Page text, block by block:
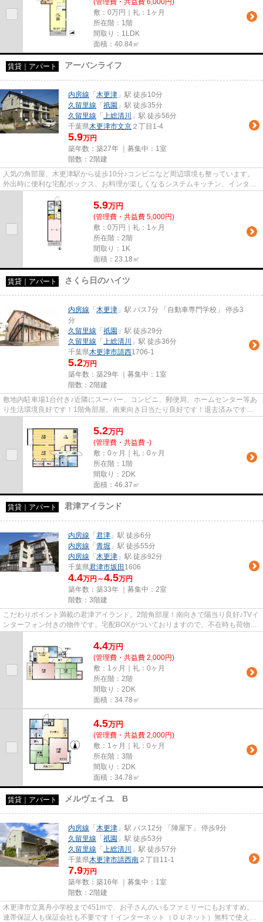
(管理費・共益費 6,000円)
敷：0万円｜礼：1ヶ月
所在階：1階
間取り：1LDK
面積：40.84㎡
賃貸｜アパート アーバンライフ
内房線 「 木更津 」駅 徒歩10分
久留里線 「 祇園 」駅 徒歩35分
久留里線 「 上総清川
」駅 徒歩56分
千葉県木更津市文京 ２丁目1-4
5.9万円
築年数：築27年 ｜募集中： 1室
階数：2階建
人気の角部屋、木更津駅から徒歩10分♪コンビニなど周辺環境も整っています。
外出時に便利な宅配ボックス、お料理が楽しくなるシステムキッチン、インター
5.9万円
(管理費・共益費 5,000円)
敷：0万円｜礼：1ヶ月
所在階：2階
間取り：1K
面積：23.18㎡
賃貸｜アパート さくら日のハイツ
内房線 「 木更津 」駅 バス7分 「自動車専門学校」 停歩3
分
久留里線 「 祇園 」駅 徒歩29分
久留里線 「 上総清川
」駅 徒歩36分
千葉県木更津市請西1706-1
5.2万円
築年数：築29年 ｜募集中： 1室
階数：2階建
敷地内駐車場1台付き♪近隣にスーパー、コンビニ、郵便局、ホームセンター等あ
り生活環境良好です！1階角部屋。南東向き日当たり良好です！退去済みですの
5.2万円
(管理費・共益費 -)
敷：0ヶ月｜礼：0ヶ月
所在階：1階
間取り：2DK
面積：46.37㎡
賃貸｜アパート 君津アイランド
内房線 「 君津 」駅 徒歩6分
内房線 「 青堀 」駅 徒歩55分
内房線 「 木更津 」駅 徒歩92分
千葉県君津市坂田 1606
4.4万円～4.5万円
築年数：築33年 ｜募集中： 2室
階数：3階建
こだわりポイント満載の君津アイランド。2階角部屋！南向きで陽当り良好♪TVイ
ンターフォン付きの物件です。宅配BOXがついておりますので、不在時も荷物の
4.4万円
(管理費・共益費 2,000円)
敷：1ヶ月｜礼：0ヶ月
所在階：2階
間取り：2DK
面積：34.78㎡
4.5万円
(管理費・共益費 2,000円)
敷：1ヶ月｜礼：0ヶ月
所在階：3階
間取り：2DK
面積：34.78㎡
賃貸｜アパート メルヴェイユ B
内房線 「 木更津 」駅 バス12分 「陣屋下」 停歩9分
久留里線 「 祇園 」駅 徒歩53分
久留里線 「 上総清川
」駅 徒歩57分
千葉県木更津市請西南 ２丁目11-1
7.9万円
築年数：築16年 ｜募集中： 1室
階数：2階建
木更津市立真舟小学校まで451mで、お子さんのいるファミリーにもおすすめ。
連帯保証人も保証会社も不要です！インターネット（ＤＵネット）無料で使える